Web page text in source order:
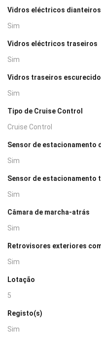
Vidros eléctricos dianteiros
Sim
Vidros eléctricos traseiros
Sim
Vidros traseiros
Sim
Tipo de Cruise Control
Cruise Control
Sensor de estacionamento
Sim
Sensor de estacionamento
Sim
Câmara de marcha-atrás
Sim
Retrovisores exteriores
Sim
Lotação
5
Registo(s)
Sim